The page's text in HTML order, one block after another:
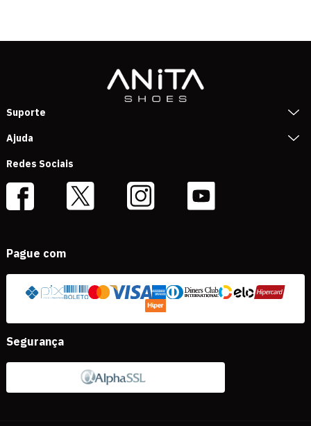
Suporte
Ajuda
Redes Sociais
Pague com
Segurança